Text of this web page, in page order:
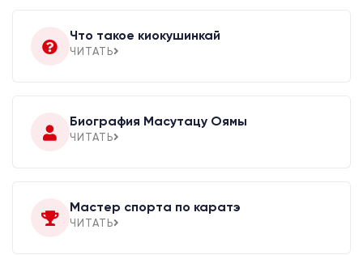
Что такое киокушинкай
ЧИТАТЬ
Биография Масутацу Оямы
ЧИТАТЬ
Мастер спорта по каратэ
ЧИТАТЬ